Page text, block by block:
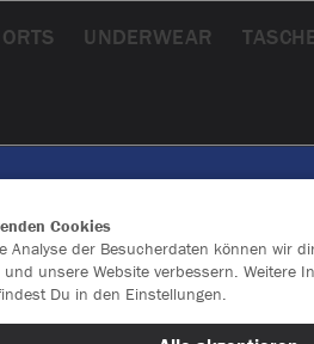
UNDERWEAR
Cookies
Analyse der Besucherdaten können wir
und unsere Website verbessern. Weitere
Du in den Einstellungen.